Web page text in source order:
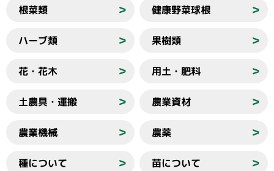
根菜類 ＞ 健康野菜球根 ＞
ハーブ類 ＞ 果樹類 ＞
花・花木 ＞ 用土・肥料 ＞
土農具・運搬 ＞ 農業資材 ＞
農業機械 ＞ 農薬 ＞
種について ＞ 苗について ＞